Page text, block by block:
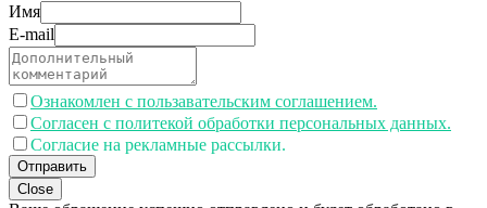
Имя
E-mail
Ознакомлен с пользавательским соглашением.
Согласен с политекой обработки персональных данных.
Согласие на рекламные рассылки.
Отправить
Close